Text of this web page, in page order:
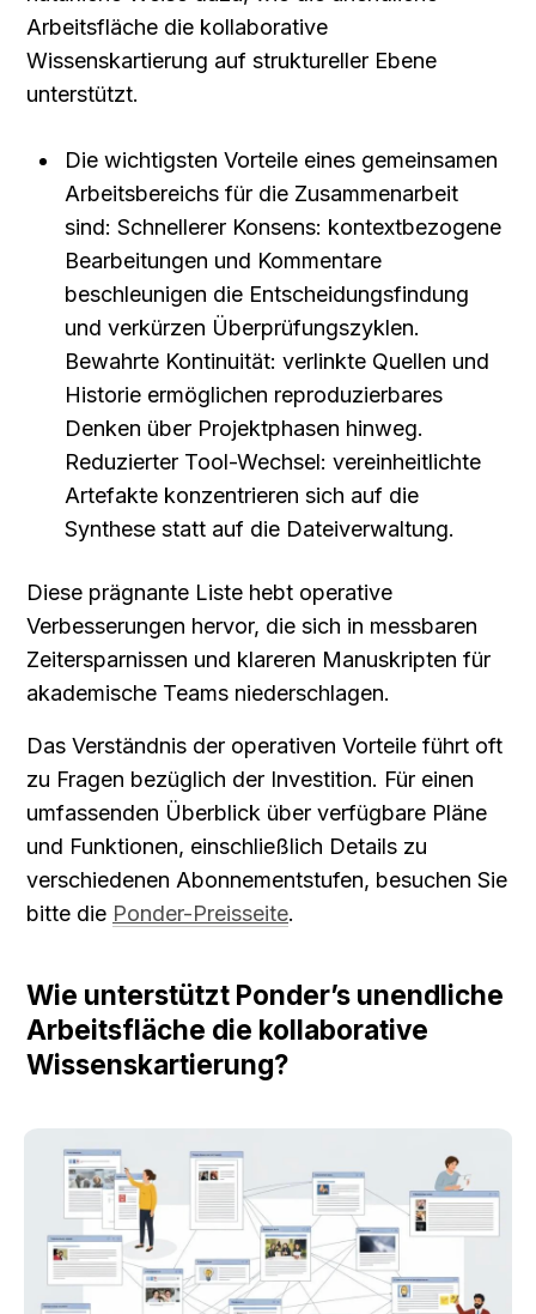
Arbeitsfläche die kollaborative
Wissenskartierung auf struktureller Ebene
unterstützt.
Die wichtigsten Vorteile eines gemeinsamen
Arbeitsbereichs für die Zusammenarbeit
sind: Schnellerer Konsens: kontextbezogene
Bearbeitungen und Kommentare
beschleunigen die Entscheidungsfindung
und verkürzen Überprüfungszyklen.
Bewahrte Kontinuität: verlinkte Quellen und
Historie ermöglichen reproduzierbares
Denken über Projektphasen hinweg.
Reduzierter Tool-Wechsel: vereinheitlichte
Artefakte konzentrieren sich auf die
Synthese statt auf die Dateiverwaltung.
Diese prägnante Liste hebt operative
Verbesserungen hervor, die sich in messbaren
Zeitersparnissen und klareren Manuskripten für
akademische Teams niederschlagen.
Das Verständnis der operativen Vorteile führt oft
zu Fragen bezüglich der Investition. Für einen
umfassenden Überblick über verfügbare Pläne
und Funktionen, einschließlich Details zu
verschiedenen Abonnementstufen, besuchen Sie
bitte die Ponder-Preisseite.
Wie unterstützt Ponder’s unendliche
Arbeitsfläche die kollaborative
Wissenskartierung?